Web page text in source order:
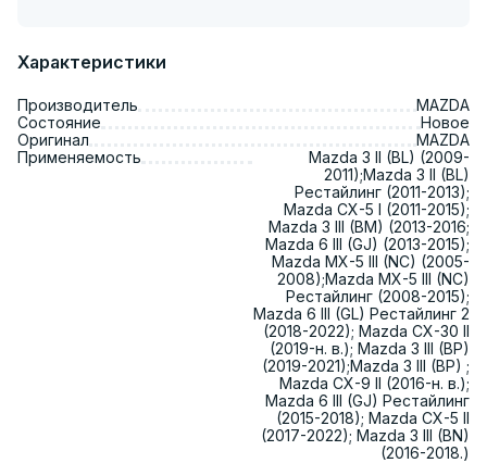
Характеристики
Производитель
MAZDA
Состояние
Новое
Оригинал
MAZDA
Применяемость
Mazda 3 II (BL) (2009-
2011);Mazda 3 II (BL)
Рестайлинг (2011-2013);
Mazda CX-5 I (2011-2015);
Mazda 3 III (BM) (2013-2016;
Mazda 6 III (GJ) (2013-2015);
Mazda MX-5 III (NC) (2005-
2008);Mazda MX-5 III (NC)
Рестайлинг (2008-2015);
Mazda 6 III (GL) Рестайлинг 2
(2018-2022); Mazda CX-30 II
(2019-н. в.); Mazda 3 III (BP)
(2019-2021);Mazda 3 III (BP) ;
Mazda CX-9 II (2016-н. в.);
Mazda 6 III (GJ) Рестайлинг
(2015-2018); Mazda CX-5 II
(2017-2022); Mazda 3 III (BN)
(2016-2018.)